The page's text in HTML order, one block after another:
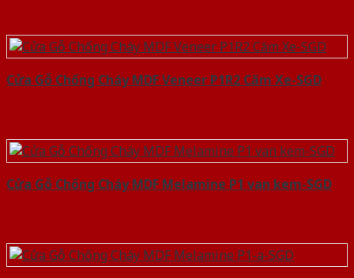
Cửa Gỗ Chống Cháy MDF Veneer P1R2 Căm Xe-SGD
Cửa Gỗ Chống Cháy MDF Melamine P1 van kem-SGD